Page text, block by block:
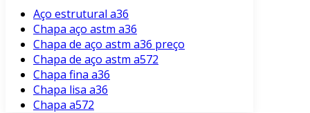
Aço estrutural a36
Chapa aço astm a36
Chapa de aço astm a36 preço
Chapa de aço astm a572
Chapa fina a36
Chapa lisa a36
Chapa a572